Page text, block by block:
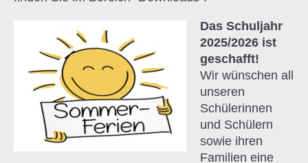
Das Schuljahr
2025/2026 ist
geschafft!
Wir wünschen all
unseren
Schülerinnen
und Schülern
sowie ihren
Familien eine